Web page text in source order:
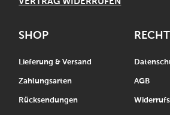
SHOP
Lieferung & Versand
Zahlungsarten
Rücksendungen
AGB